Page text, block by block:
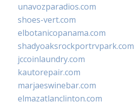
unavozparadios.com
shoes-vert.com
elbotanicopanama.com
shadyoaksrockportrvpark.com
jccoinlaundry.com
kautorepair.com
marjaeswinebar.com
elmazatlanclinton.com